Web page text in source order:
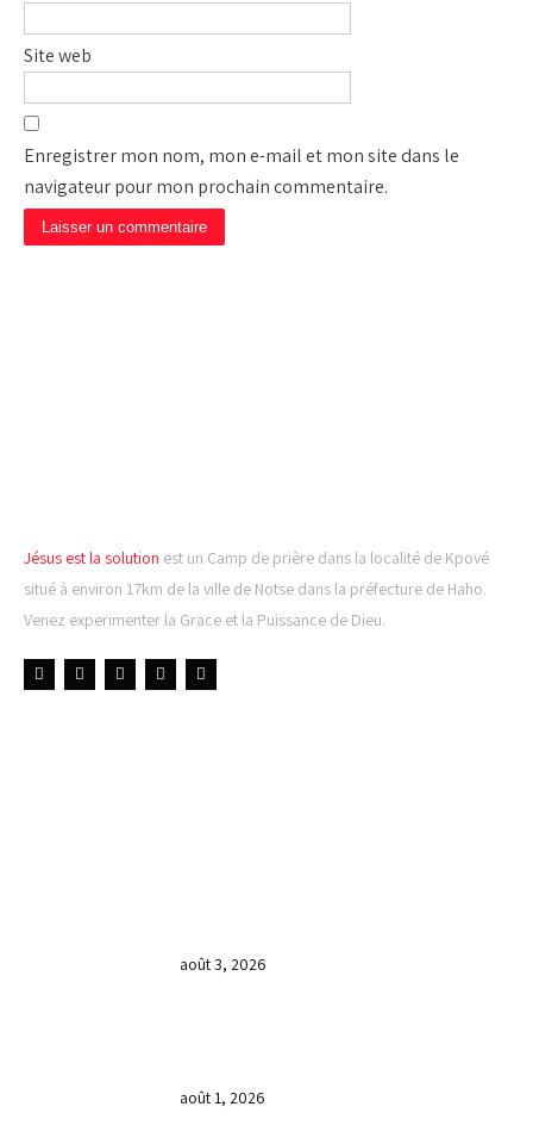
Site web
Enregistrer mon nom, mon e-mail et mon site dans le
navigateur pour mon prochain commentaire.
Jésus est la solution est un Camp de prière dans la localité de Kpové
situé à environ 17km de la ville de Notse dans la préfecture de Haho.
Venez experimenter la Grace et la Puissance de Dieu.
août 3, 2026
août 1, 2026